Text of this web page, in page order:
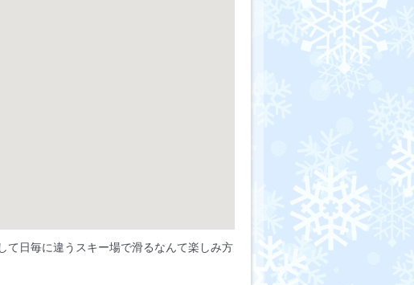
て日毎に違うスキー場で滑るなんて楽しみ方